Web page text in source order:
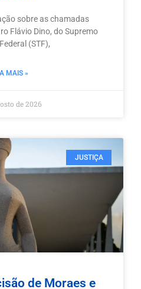
sobre as chamadas
Flávio Dino, do Supremo
(STF),
MAIS »
de 2026
JUSTIÇA
de Moraes e